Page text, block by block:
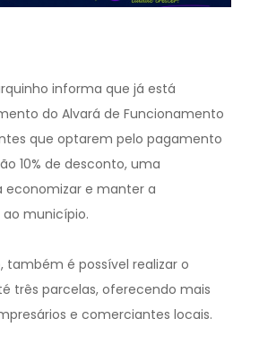
informa que já está
do Alvará de Funcionamento
que optarem pelo pagamento
10% de desconto, uma
economizar e manter a
município.
também é possível realizar o
três parcelas, oferecendo mais
e comerciantes locais.